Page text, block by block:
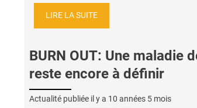
LIRE LA SUITE
BURN OUT: Une maladie
reste encore à définir
Actualité publiée il y a 10 années 5 mois